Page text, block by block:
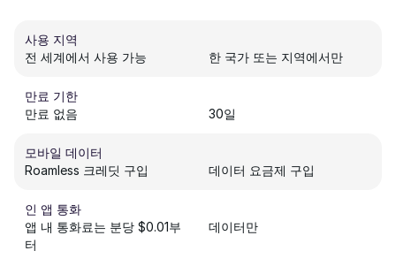
사용 지역
전 세계에서 사용 가능
한 국가 또는 지역에서만
만료 기한
만료 없음
30일
모바일 데이터
Roamless 크레딧 구입
데이터 요금제 구입
인 앱 통화
앱 내 통화료는 분당 $0.01부
터
데이터만